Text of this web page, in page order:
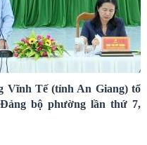
Vĩnh Tế (tỉnh An Giang) tổ
bộ phường lần thứ 7,